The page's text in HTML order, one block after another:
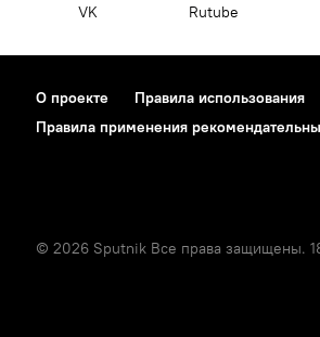
VK Rutube
О проекте Правила использования
Правила применения
© 2026 Sputnik Все права защищены.